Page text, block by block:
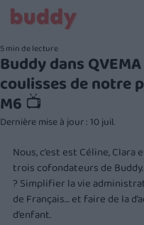
Buddy dans
coulisses de notre
M6 📺
5 min de lecture
Dernière mise à jour :10 juil.
Nous, c’est est Céline, Clara
trois cofondateurs de Buddy.
? Simplifier la vie
de Français… et faire de la
d’enfant.